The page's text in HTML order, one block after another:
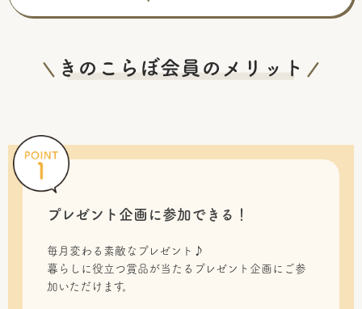
プレゼント企画に参加できる！
毎月変わる素敵なプレゼント♪
暮らしに役立つ賞品が当たるプレゼント企画にご参
加いただけます。